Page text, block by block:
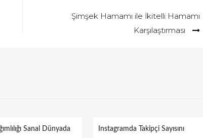
Şimşek Hamamı ile İkitelli Hamamı
Karşılaştırması
Sanal Dünyada Instagramda Takipçi Sayısını